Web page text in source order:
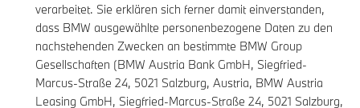
verarbeitet. Sie erklären sich ferner damit einverstanden,
dass BMW ausgewählte personenbezogene Daten zu den
nachstehenden Zwecken an bestimmte BMW Group
Gesellschaften (BMW Austria Bank GmbH, Siegfried-
Marcus-Straße 24, 5021 Salzburg, Austria, BMW Austria
Leasing GmbH, Siegfried-Marcus-Straße 24, 5021 Salzburg,